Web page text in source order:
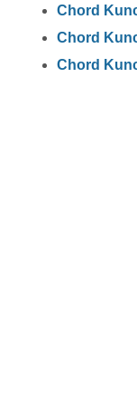
Chord
Chord
Chord